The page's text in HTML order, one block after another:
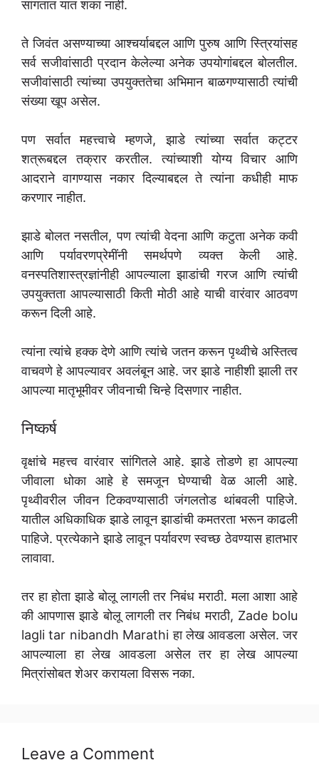
सांगतात यात शंका नाही.
ते जिवंत असण्याच्या आश्चर्याबद्दल आणि पुरुष आणि स्त्रियांसह
सर्व सजीवांसाठी प्रदान केलेल्या अनेक उपयोगांबद्दल बोलतील.
सजीवांसाठी त्यांच्या उपयुक्ततेचा अभिमान बाळगण्यासाठी त्यांची
संख्या खूप असेल.
पण सर्वात महत्त्वाचे म्हणजे, झाडे त्यांच्या सर्वात कट्टर
शत्रूबद्दल तक्रार करतील. त्यांच्याशी योग्य विचार आणि
आदराने वागण्यास नकार दिल्याबद्दल ते त्यांना कधीही माफ
करणार नाहीत.
झाडे बोलत नसतील, पण त्यांची वेदना आणि कटुता अनेक कवी
आणि पर्यावरणप्रेमींनी समर्थपणे व्यक्त केली आहे.
वनस्पतिशास्त्रज्ञांनीही आपल्याला झाडांची गरज आणि त्यांची
उपयुक्तता आपल्यासाठी किती मोठी आहे याची वारंवार आठवण
करून दिली आहे.
त्यांना त्यांचे हक्क देणे आणि त्यांचे जतन करून पृथ्वीचे अस्तित्व
वाचवणे हे आपल्यावर अवलंबून आहे. जर झाडे नाहीशी झाली तर
आपल्या मातृभूमीवर जीवनाची चिन्हे दिसणार नाहीत.
निष्कर्ष
वृक्षांचे महत्त्व वारंवार सांगितले आहे. झाडे तोडणे हा आपल्या
जीवाला धोका आहे हे समजून घेण्याची वेळ आली आहे.
पृथ्वीवरील जीवन टिकवण्यासाठी जंगलतोड थांबवली पाहिजे.
यातील अधिकाधिक झाडे लावून झाडांची कमतरता भरून काढली
पाहिजे. प्रत्येकाने झाडे लावून पर्यावरण स्वच्छ ठेवण्यास हातभार
लावावा.
तर हा होता झाडे बोलू लागली तर निबंध मराठी. मला आशा आहे
की आपणास झाडे बोलू लागली तर निबंध मराठी, Zade bolu
lagli tar nibandh Marathi हा लेख आवडला असेल. जर
आपल्याला हा लेख आवडला असेल तर हा लेख आपल्या
मित्रांसोबत शेअर करायला विसरू नका.
Leave a Comment